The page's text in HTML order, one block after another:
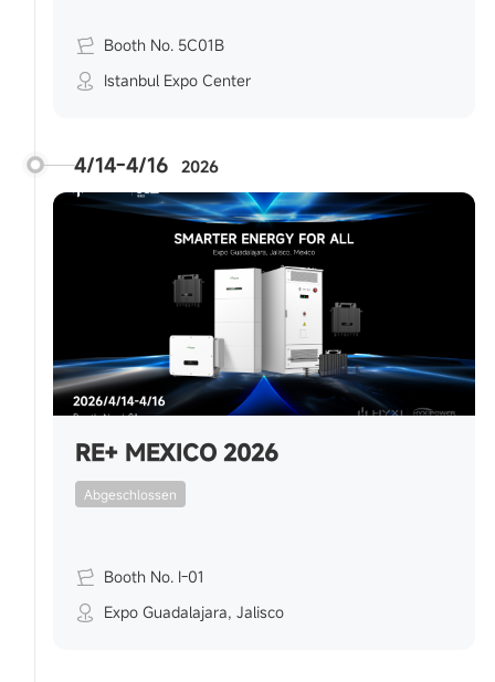
Booth No. 5C01B
Istanbul Expo Center
4/14-4/16 2026
RE+ MEXICO 2026
Abgeschlossen
Booth No. I-01
Expo Guadalajara, Jalisco